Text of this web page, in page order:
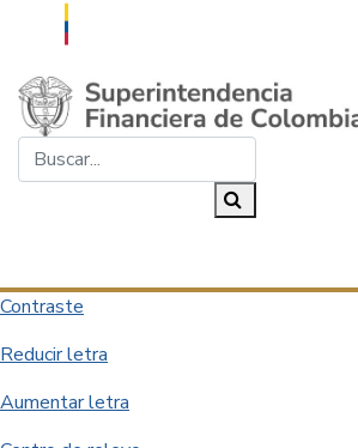
Saltar al contenido principal
Contraste
Reducir letra
Aumentar letra